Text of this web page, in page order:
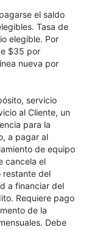
el saldo
Tasa de
elegible. Por
$35 por
nueva por
servicio
al Cliente, un
para la
a pagar al
de equipo
cancela el
restante del
a financiar del
Requiere pago
de la
Debe